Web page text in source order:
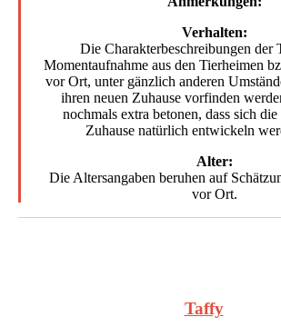
Verhalten:
Die Charakterbeschreibungen der
Momentaufnahme aus den Tierheimen
vor Ort, unter gänzlich anderen
ihren neuen Zuhause vorfinden
nochmals extra betonen, dass sich
Zuhause natürlich entwickeln
Alter:
Die Altersangaben beruhen auf
vor Ort.
Taffy